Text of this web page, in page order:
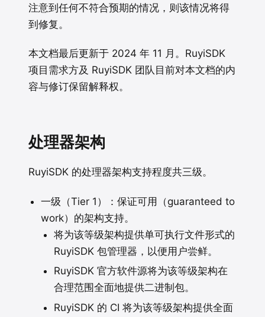
注意到任何不符合预期的情况，则该情况将得
到修复。
本文档最后更新于 2024 年 11 月。RuyiSDK
项目需求方及 RuyiSDK 团队目前对本文档的内
容与修订保留解释权。
处理器架构
RuyiSDK 的处理器架构支持程度共三级。
一级（Tier 1）：保证可用（guaranteed to
work）的架构支持。
将为该等级架构提供单可执行文件形式的
RuyiSDK 包管理器，以便用户尝鲜。
RuyiSDK 官方软件源将为该等级架构在
合理范围全面地提供二进制包。
RuyiSDK 的 CI 将为该等级架构提供全面